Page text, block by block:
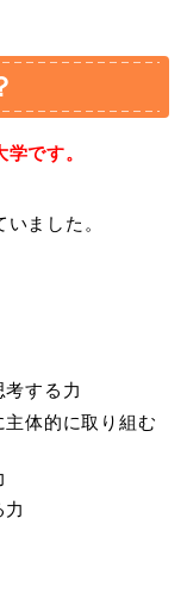
です。
ました。
する力
体的に取り組む